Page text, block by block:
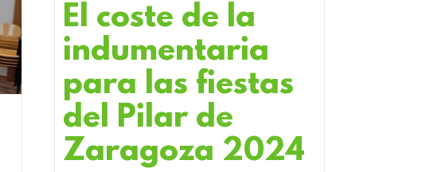
El coste de la
indumentaria
para las fiestas
del Pilar de
Zaragoza 2024